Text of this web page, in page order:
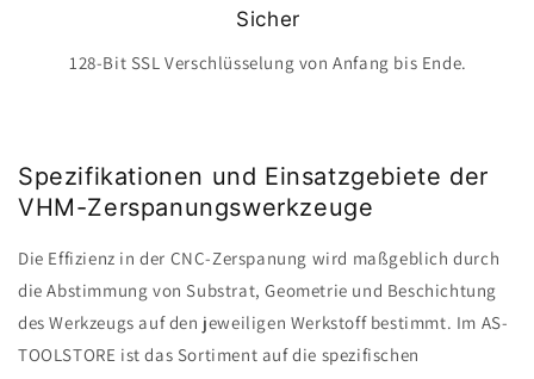
Sicher
128-Bit SSL Verschlüsselung von Anfang bis Ende.
Spezifikationen und Einsatzgebiete der
VHM-Zerspanungswerkzeuge
Die Effizienz in der CNC-Zerspanung wird maßgeblich durch
die Abstimmung von Substrat, Geometrie und Beschichtung
des Werkzeugs auf den jeweiligen Werkstoff bestimmt. Im AS-
TOOLSTORE ist das Sortiment auf die spezifischen